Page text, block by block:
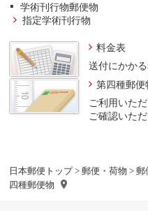
日本郵便トップ> 郵便・荷物 > 郵
四種郵便物
学術刊行物郵便物
指定学術刊行物
料金表
送付にかか
第四種郵便
ご利用いた
ご確認いただ